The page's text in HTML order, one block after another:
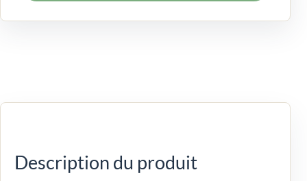
Description du produit